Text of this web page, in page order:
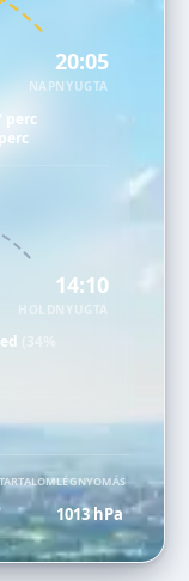
20:05
NAPNYUGTA
perc
14:10
HOLDNYUGTA
LÉGNYOMÁS
1013 hPa